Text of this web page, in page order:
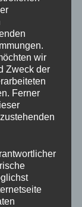
wir
Zweck der
Ferner